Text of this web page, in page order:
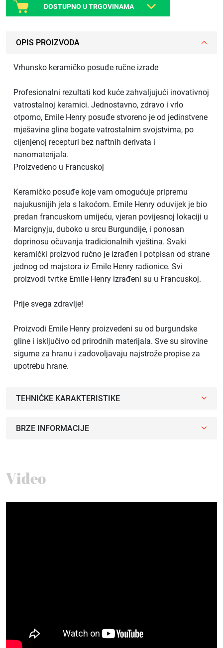
DOSTUPNO U TRGOVINAMA
OPIS PROIZVODA
Vrhunsko keramičko posuđe ručne izrade
Profesionalni rezultati kod kuće zahvaljujući inovativnoj
vatrostalnoj keramici. Jednostavno, zdravo i vrlo
otporno, Emile Henry posuđe stvoreno je od jedinstvene
mješavine gline bogate vatrostalnim svojstvima, po
cijenjenoj recepturi bez naftnih derivata i
nanomaterijala.
Proizvedeno u Francuskoj
Keramičko posuđe koje vam omogućuje pripremu
najukusnijih jela s lakoćom. Emile Henry oduvijek je bio
predan francuskom umijeću, vjeran povijesnoj lokaciji u
Marcignyju, duboko u srcu Burgundije, i ponosan
doprinosu očuvanja tradicionalnih vještina. Svaki
keramički proizvod ručno je izrađen i potpisan od strane
jednog od majstora iz Emile Henry radionice. Svi
proizvodi tvrtke Emile Henry izrađeni su u Francuskoj.
Prije svega zdravlje!
Proizvodi Emile Henry proizvedeni su od burgundske
gline i isključivo od prirodnih materijala. Sve su sirovine
sigurne za hranu i zadovoljavaju najstrože propise za
upotrebu hrane.
TEHNIČKE KARAKTERISTIKE
BRZE INFORMACIJE
Video